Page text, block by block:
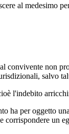
al medesimo
convivente non
salvo
l'indebito
ha per oggetto
un